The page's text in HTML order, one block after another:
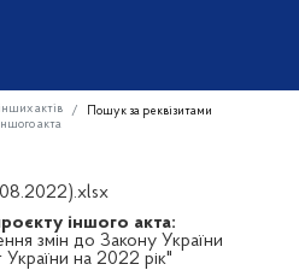
актів
Пошук за реквізитами
акта
іншого акта:
змін до Закону України
на 2022 рік"